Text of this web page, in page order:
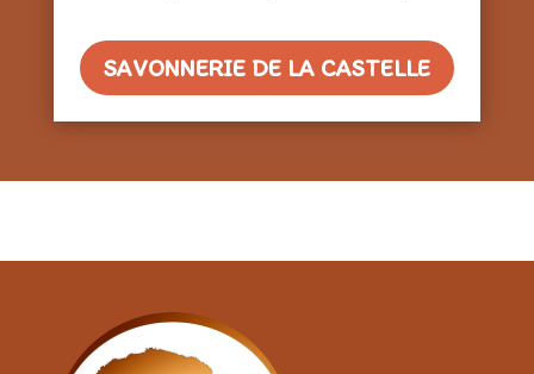
SAVONNERIE DE LA CASTELLE